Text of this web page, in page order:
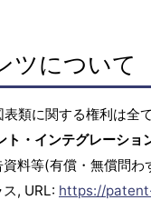
ツについて
類に関する権利は全
ト・インテグレーショ
料等(有償・無償問わ
, URL: https://